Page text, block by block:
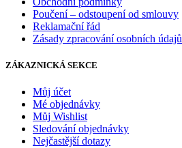
Poučení – odstoupení od smlouvy
Reklamační řád
Zásady zpracování osobních údajů
ZÁKAZNICKÁ SEKCE
Můj účet
Mé objednávky
Můj Wishlist
Sledování objednávky
Nejčastější dotazy